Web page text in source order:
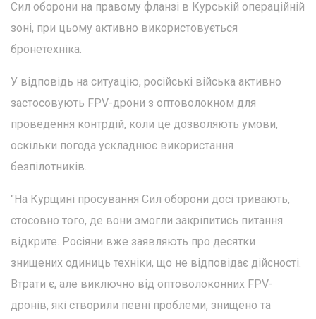
Сил оборони на правому фланзі в Курській операційній
зоні, при цьому активно використовується
бронетехніка.
У відповідь на ситуацію, російські війська активно
застосовують FPV-дрони з оптоволокном для
проведення контрдій, коли це дозволяють умови,
оскільки погода ускладнює використання
безпілотників.
"На Курщині просування Сил оборони досі тривають,
стосовно того, де вони змогли закріпитись питання
відкрите. Росіяни вже заявляють про десятки
знищених одиниць техніки, що не відповідає дійсності.
Втрати є, але виключно від оптоволоконних FPV-
дронів, які створили певні проблеми, знищено та